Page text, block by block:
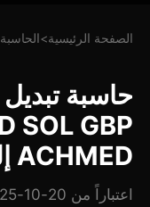
الصفحة الرئيسية>الحاسبة
ACHMED إلى GBP